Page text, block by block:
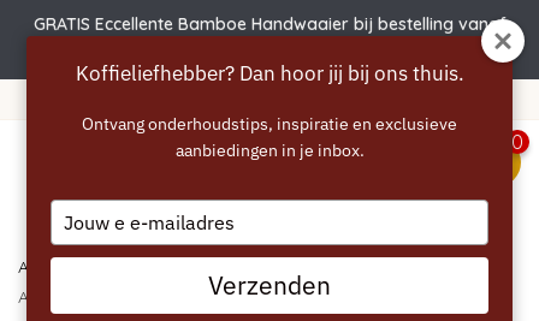
GRATIS Eccellente Bamboe Handwaaier bij bestelling vanaf
0
Accueil
Android
Koffieliefhebber? Dan hoor jij bij ons thuis.
Ontvang onderhoudstips, inspiratie en exclusieve
aanbiedingen in je inbox.
Type
your
email
Verzenden